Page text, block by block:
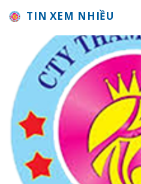
TIN XEM NHIỀU